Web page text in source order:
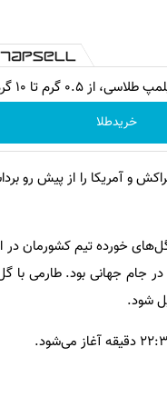
از ۰.۵ گرم تا ۱۰ گرم
خریدطلا
و آمریکا را از پیش رو
که شمار گل‌های خورده تیم
گل طارمی دهمین گل ایران در ۶ دوره حضور در جام